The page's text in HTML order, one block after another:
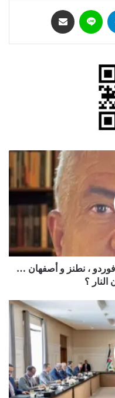
تيلقرام لاين
فوردو ، نطنز و أصفهان …
؟